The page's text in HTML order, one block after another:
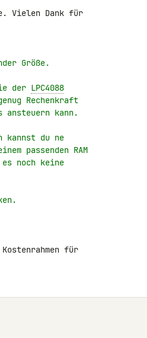
Vielen Dank für
Größe.
der LPC4088
Rechenkraft
ansteuern kann.
kannst du ne
passenden RAM
noch keine
für